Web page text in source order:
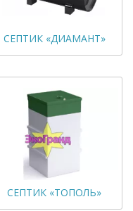
СЕПТИК «ДИАМАНТ»
СЕПТИК «ТОПОЛЬ»